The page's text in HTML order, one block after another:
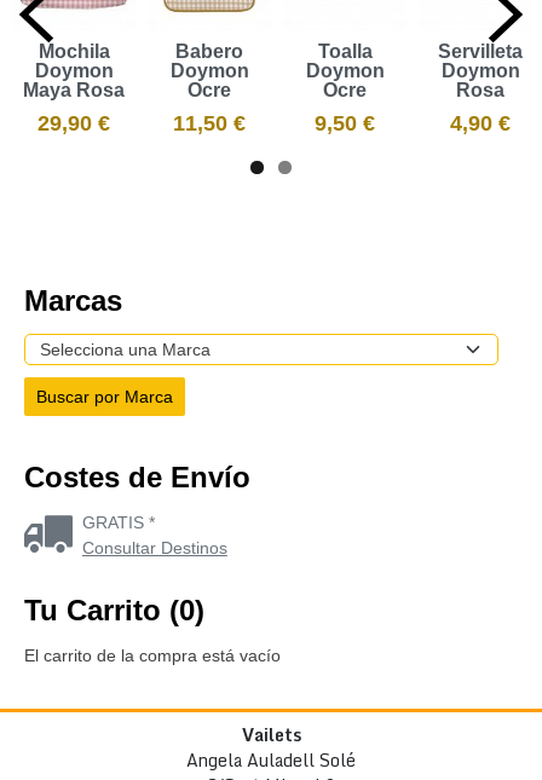
Mochila
Doymon
Maya Rosa
29,90 €
Babero
Doymon
Ocre
11,50 €
Toalla
Doymon
Ocre
9,50 €
Servilleta
Doymon
Rosa
4,90 €
Marcas
Costes de Envío
GRATIS *
Consultar Destinos
Tu Carrito (0)
El carrito de la compra está vacío
Vailets
Angela Auladell Solé